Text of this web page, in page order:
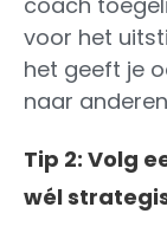
voor het
het geeft je
naar
Tip 2: Volg
wél